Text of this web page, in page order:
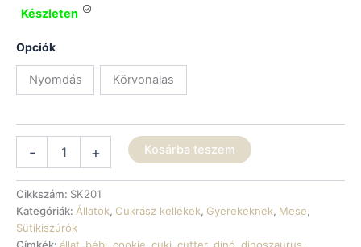
Készleten
Opciók
Nyomdás Körvonalas
-
dínó
mennyiség
+ Kosárba teszem
Cikkszám: SK201
Kategóriák: Állatok, Cukrász kellékek, Gyerekeknek, Mese,
Sütikiszúrók